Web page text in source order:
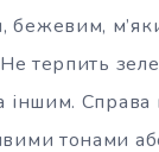
бежевим,
Не терпить
іншим.
тонами